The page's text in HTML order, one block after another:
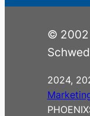
© 2002
2024,